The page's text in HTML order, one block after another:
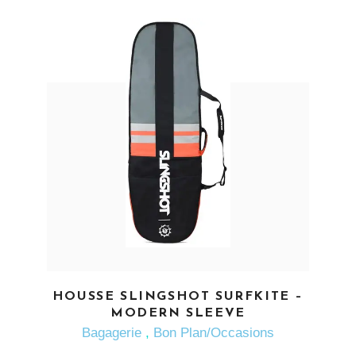
EN SAVOIR PLUS
HOUSSE SLINGSHOT SURFKITE –
MODERN SLEEVE
Bagagerie , Bon Plan/Occasions